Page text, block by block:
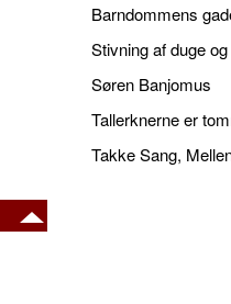
Barndommens
Stivning af duge
Søren Banjomus
Tallerknerne er
Takke Sang,